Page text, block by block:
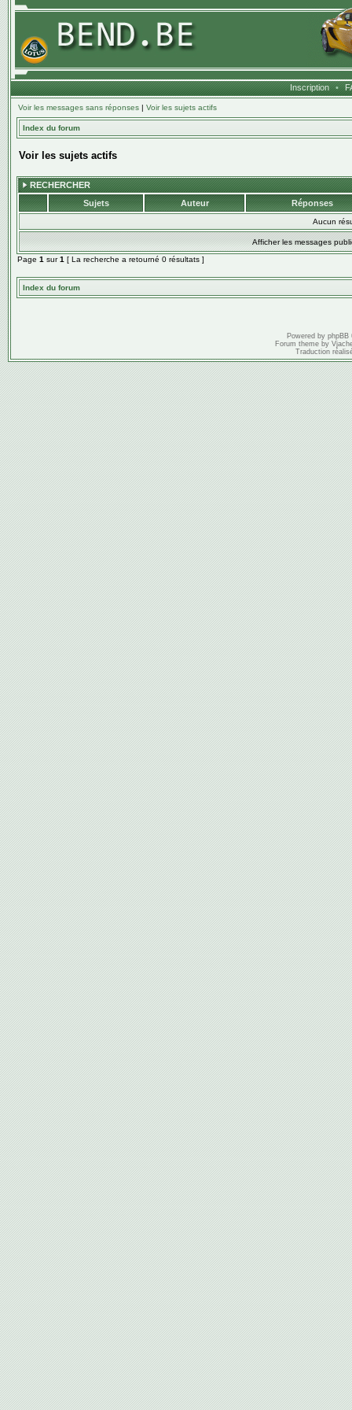
Inscription •
Voir les messages sans réponses | Voir les sujets actifs
Index du forum
Voir les sujets actifs
RECHERCHER
Sujets
Auteur Réponses
Aucun
Afficher les messages
Page 1 sur1 [ La recherche a retourné 0 résultats ]
Index du forum
Powered by phpBB
Forum theme by
Traduction